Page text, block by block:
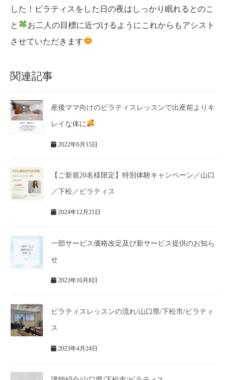
した！ピラティスをした日の夜はしっかり眠れるとのこ
と
お二人の目標に近づけるようにこれからもアシスト
させていただきます
関連記事
産後ママ向けのピラティスレッスンで出産前よりキ
レイな体に
2022年6月15日
【ご新規20名様限定】特別体験キャンペーン／山口
／下松／ピラティス
2024年12月21日
一部サービス価格改定及び新サービス提供のお知ら
せ
2023年10月8日
ピラティスレッスンの流れ/山口県/下松市/ピラティ
ス
2023年4月24日